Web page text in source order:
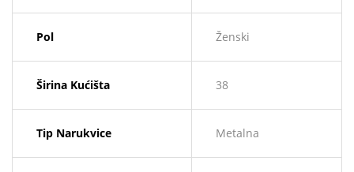
Pol Ženski
Širina Kućišta 38
Tip Narukvice Metalna